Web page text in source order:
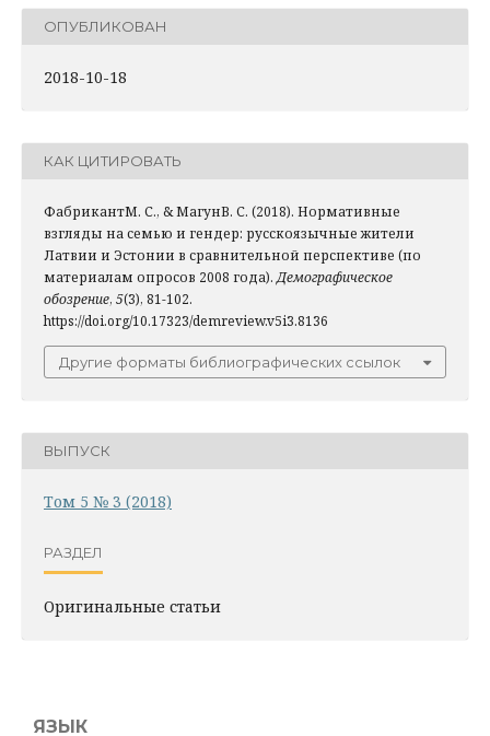
ОПУБЛИКОВАН
2018-10-18
КАК ЦИТИРОВАТЬ
ФабрикантМ. С., & МагунВ. С. (2018). Нормативные
взгляды на семью и гендер: русскоязычные жители
Латвии и Эстонии в сравнительной перспективе (по
материалам опросов 2008 года).Демографическое
обозрение, 5(3), 81-102.
https://doi.org/10.17323/demreview.v5i3.8136
Другие форматы библиографических ссылок
ВЫПУСК
Том 5 № 3 (2018)
РАЗДЕЛ
Оригинальные статьи
ЯЗЫК